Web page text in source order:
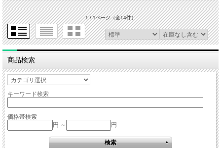
1 / 1ページ（全14件）
商品検索
キーワード検索
価格帯検索
円 ～
円